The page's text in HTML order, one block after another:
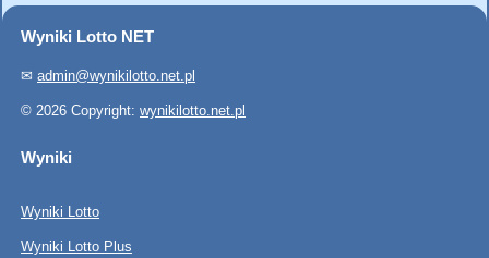
Wyniki Lotto NET
✉ admin@wynikilotto.net.pl
© 2026 Copyright: wynikilotto.net.pl
Wyniki
Wyniki Lotto
Wyniki Lotto Plus